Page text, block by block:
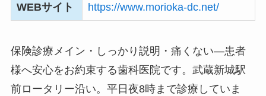
WEBサイト https://www.morioka-dc.net/
保険診療メイン・しっかり説明・痛くない―患者
様へ安心をお約束する歯科医院です。武蔵新城駅
前ロータリー沿い。平日夜8時まで診療していま